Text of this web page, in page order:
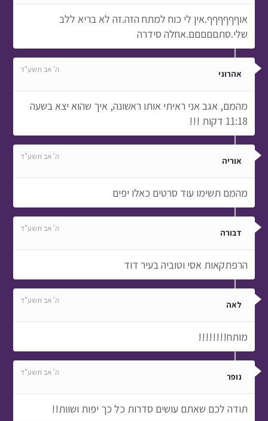
אוףףףףףף.אין לי כוח למתח הזה.זה לא בריא ללב
שלי.סתםםםםם.אחלה סידרה
אהרוני ה' אב תשע"ד
מהמם, אגב אני ראיתי אותו ראשונה, איך שהוא יצא בשעה
11:18 דקות !!!
אוריה ה' אב תשע"ד
מהמם תשימו עוד סרטים כאלו יפים
דבורה ה' אב תשע"ד
הרפתקאות אסי וטוביה בעיר דוד
לאה ה' אב תשע"ד
מותח!!!!!!!!
נופר ה' אב תשע"ד
תודה לכם שאתם עושים סדרות כל כך יפות ושוות!!